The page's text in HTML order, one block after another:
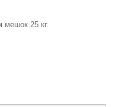
мешок 25 кг.